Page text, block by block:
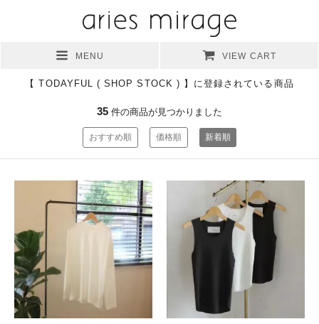
MENU VIEW CART
【 TODAYFUL ( SHOP STOCK ) 】に登録されている商品
35 件の商品が見つかりました
おすすめ順 価格順 新着順